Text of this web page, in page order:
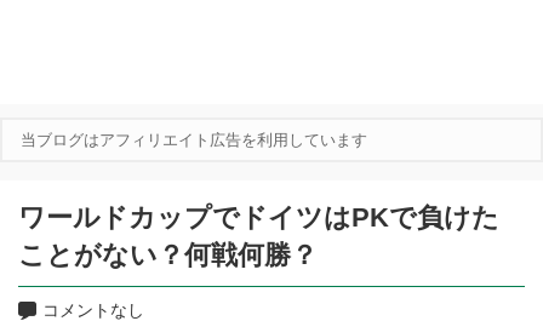
当ブログはアフィリエイト広告を利用しています
ワールドカップでドイツはPKで負けた
ことがない？何戦何勝？
コメントなし